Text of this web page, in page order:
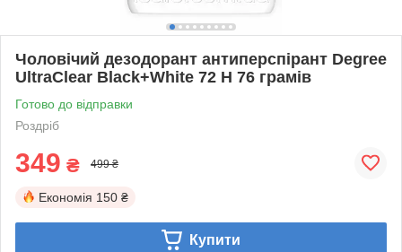
Чоловічий дезодорант антиперспірант Degree
UltraClear Black+White 72 H 76 грамів
Готово до відправки
Роздріб
349 ₴ 499 ₴
Економія 150 ₴
Купити